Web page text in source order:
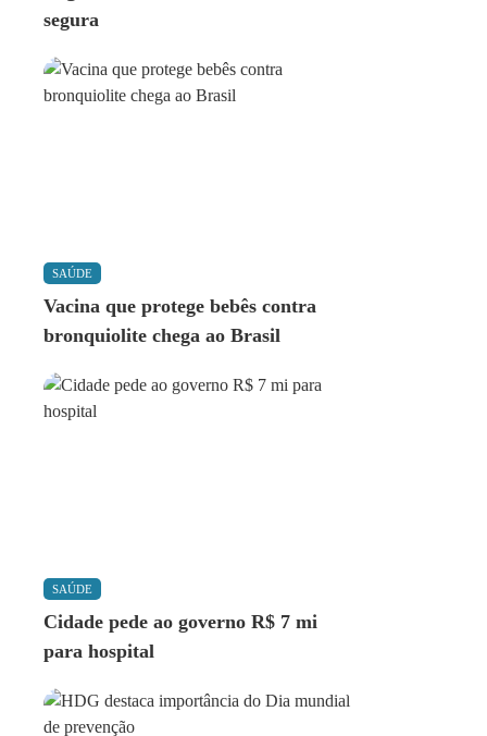
segura
SAÚDE
Vacina que protege bebês contra
bronquiolite chega ao Brasil
SAÚDE
Cidade pede ao governo R$ 7 mi
para hospital